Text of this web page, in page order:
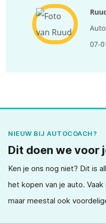
07-
NIEUW BIJ AUTOCOACH?
Dit doen we voor
Ken je ons nog niet? Dit is
het kopen van je auto.
maar meestal ook